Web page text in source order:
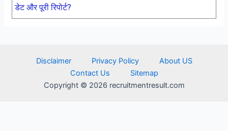
डेट और पूरी रिपोर्ट?
Disclaimer Privacy Policy
About US
Contact Us
Sitemap
Copyright © 2026 recruitmentresult.com